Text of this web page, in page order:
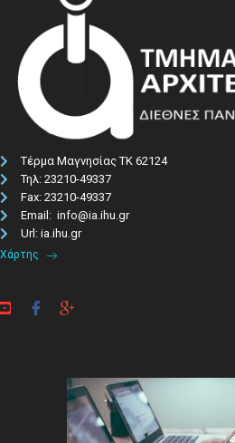
Τέρμα Μαγνησίας ΤΚ 62124
Τηλ: 23210-49337​
Fax: 23210-49337
Email: info@ia.ihu.gr
Url: ia.ihu.gr
Χάρτης